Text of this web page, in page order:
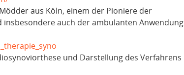
aus Köln, einem der Pioniere der
auch der ambulanten Anwendung
und Darstellung des Verfahrens